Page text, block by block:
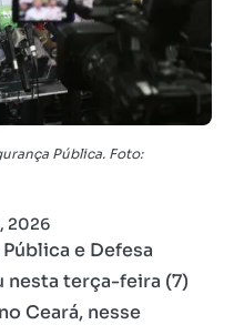
Pública. Foto:
2026
e Defesa
nesta terça-feira (7)
Ceará, nesse